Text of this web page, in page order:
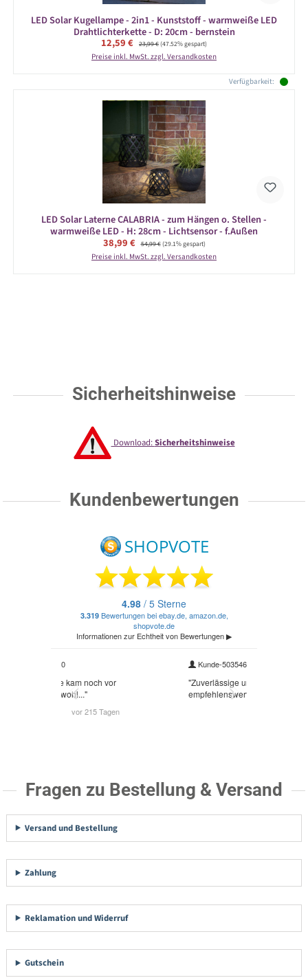
LED Solar Kugellampe - 2in1 - Kunststoff - warmweiße LED
Drahtlichterkette - D: 20cm - bernstein
Verkaufspreis:
12,59 € Regulärer Preis:
23,99 €(47.52% gespart)
Preise inkl. MwSt. zzgl. Versandkosten
Verfügbarkeit:
LED Solar Laterne CALABRIA - zum Hängen o. Stellen -
warmweiße LED - H: 28cm - Lichtsensor - f.Außen
Verkaufspreis:
38,99 € Regulärer Preis:
54,99 €(29.1% gespart)
Preise inkl. MwSt. zzgl. Versandkosten
Sicherheitshinweise
Download:Sicherheitshinweise
Kundenbewertungen
Fragen zu Bestellung & Versand
Versand und Bestellung
Zahlung
Reklamation und Widerruf
Gutschein